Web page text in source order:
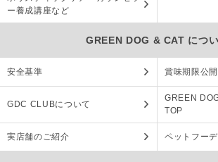
ー養成講座など
GREEN DOG & CAT につ
安全基準 賞味期限公開
GDC CLUBについて
GREEN
TOP
実店舗のご紹介 ペットフー